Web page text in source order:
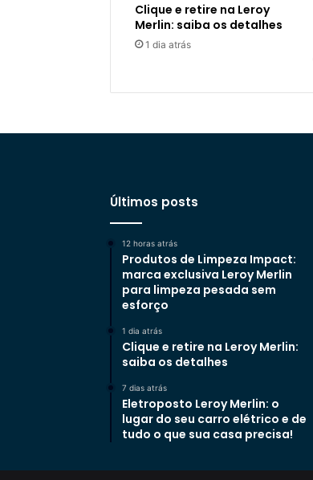
Clique e retire na Leroy
Merlin: saiba os detalhes
1 dia atrás
Últimos posts
12 horas atrás
Produtos de Limpeza Impact:
marca exclusiva Leroy Merlin
para limpeza pesada sem
esforço
1 dia atrás
Clique e retire na Leroy Merlin:
saiba os detalhes
7 dias atrás
Eletroposto Leroy Merlin: o
lugar do seu carro elétrico e de
tudo o que sua casa precisa!